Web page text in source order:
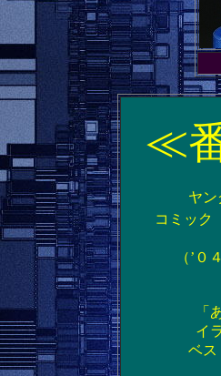
≪
ヤン
コミック
（’０
「
イ
ベス